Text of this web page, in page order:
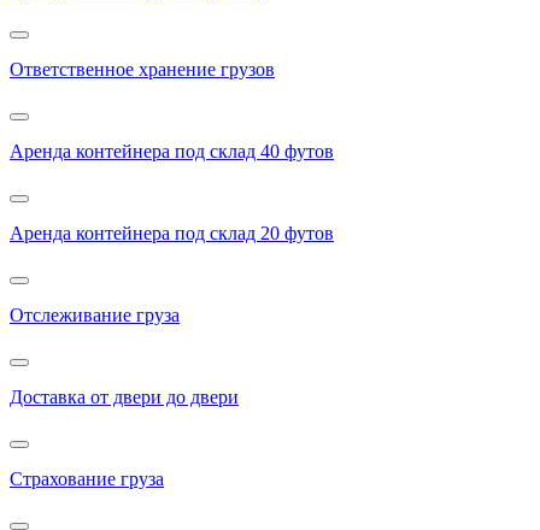
Ответственное хранение грузов
Аренда контейнера под склад 40 футов
Аренда контейнера под склад 20 футов
Отслеживание груза
Доставка от двери до двери
Страхование груза